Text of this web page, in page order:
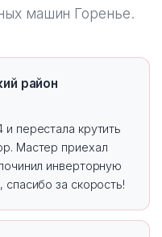
машин Горенье.
район
перестала крутить
Мастер приехал
инверторную
за скорость!